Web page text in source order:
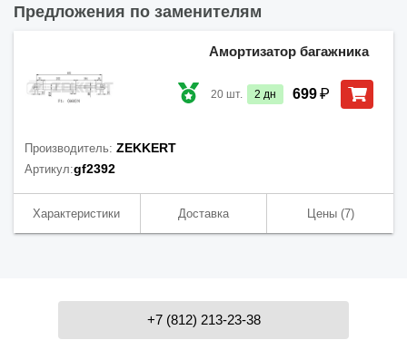
Предложения по заменителям
Амортизатор багажника
20 шт. 2 дн 699₽
Производитель: ZEKKERT
Артикул:gf2392
Характеристики Доставка Цены(7)
+7 (812) 213-23-38